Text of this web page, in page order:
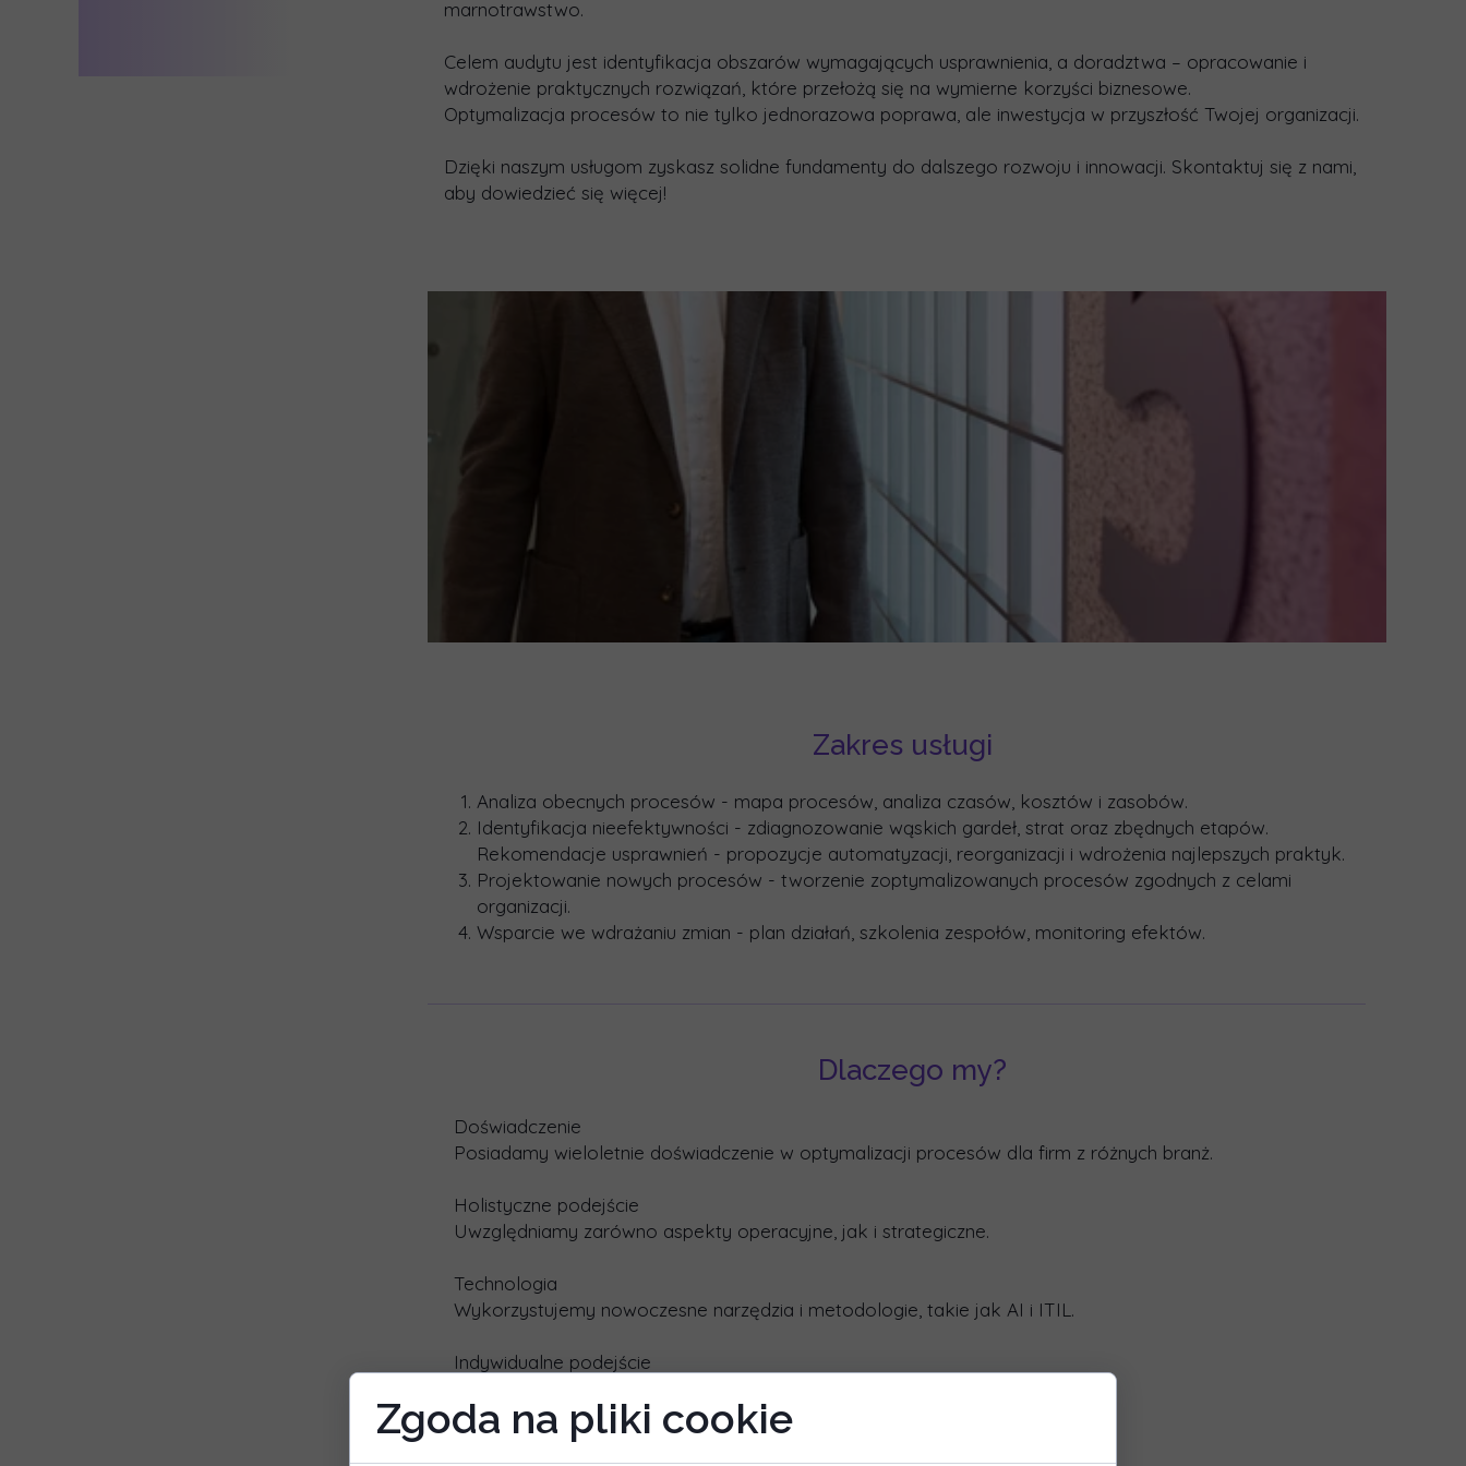
marnotrawstwo.
Celem audytu jest identyfikacja obszarów wymagających usprawnienia, a doradztwa – opracowanie i
wdrożenie praktycznych rozwiązań, które przełożą się na wymierne korzyści biznesowe.
Optymalizacja procesów to nie tylko jednorazowa poprawa, ale inwestycja w przyszłość Twojej organizacji.
Dzięki naszym usługom zyskasz solidne fundamenty do dalszego rozwoju i innowacji. Skontaktuj się z nami,
aby dowiedzieć się więcej!
Zakres usługi
Analiza obecnych procesów - mapa procesów, analiza czasów, kosztów i zasobów.
Identyfikacja nieefektywności - zdiagnozowanie wąskich gardeł, strat oraz zbędnych etapów.
Rekomendacje usprawnień - propozycje automatyzacji, reorganizacji i wdrożenia najlepszych praktyk.
Projektowanie nowych procesów - tworzenie zoptymalizowanych procesów zgodnych z celami
organizacji.
Wsparcie we wdrażaniu zmian - plan działań, szkolenia zespołów, monitoring efektów.
Dlaczego my?
Doświadczenie
Posiadamy wieloletnie doświadczenie w optymalizacji procesów dla firm z różnych branż.
Holistyczne podejście
Uwzględniamy zarówno aspekty operacyjne, jak i strategiczne.
Technologia
Wykorzystujemy nowoczesne narzędzia i metodologie, takie jak AI i ITIL.
Indywidualne podejście
Zgoda na pliki cookie